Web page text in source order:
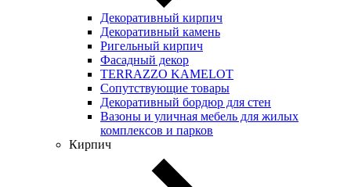
Декоративный кирпич
Декоративный камень
Ригельный кирпич
Фасадный декор
TERRAZZO KAMELOT
Сопутствующие товары
Декоративный бордюр для стен
Вазоны и уличная мебель для жилых
комплексов и парков
Кирпич